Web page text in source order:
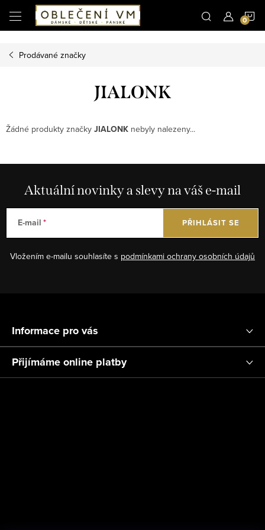
Microsoft Clarity
Přejít
na
Prodávané značky
JIALONK
Žádné produkty značky JIALONK nebyly nalezeny...
Aktuální novinky a slevy na váš e-mail
E-mail
Vložením e-mailu souhlasíte s podmínkami ochrany osobních údajů
PŘIHLÁSIT SE
p
t
Informace pro vás
Přijímáme online platby